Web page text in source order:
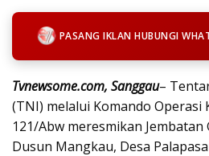
PASANG IKLAN HUBUNGI
Tvnewsome.com, Sanggau–
(TNI) melalui Komando Operasi
121/Abw meresmikan Jembatan
Dusun Mangkau, Desa